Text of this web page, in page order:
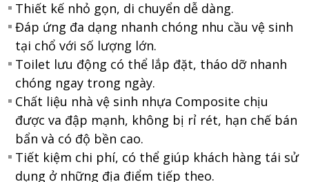
Thiết kế nhỏ gọn, di chuyển dễ dàng.
Đáp ứng đa dạng nhanh chóng nhu cầu vệ sinh
tại chổ với số lượng lớn.
Toilet lưu động có thể lắp đặt, tháo dỡ nhanh
chóng ngay trong ngày.
Chất liệu nhà vệ sinh nhựa Composite chịu
được va đập mạnh, không bị rỉ rét, hạn chế bán
bẩn và có độ bền cao.
Tiết kiệm chi phí, có thể giúp khách hàng tái sử
dụng ở những địa điểm tiếp theo.